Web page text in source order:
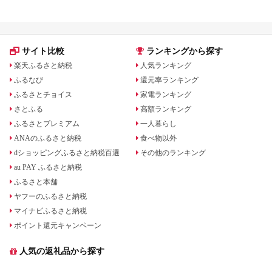
サイト比較
楽天ふるさと納税
ふるなび
ふるさとチョイス
さとふる
ふるさとプレミアム
ANAのふるさと納税
dショッピングふるさと納税百選
au PAY ふるさと納税
ふるさと本舗
ヤフーのふるさと納税
マイナビふるさと納税
ポイント還元キャンペーン
ランキングから探す
人気ランキング
還元率ランキング
家電ランキング
高額ランキング
一人暮らし
食べ物以外
その他のランキング
人気の返礼品から探す